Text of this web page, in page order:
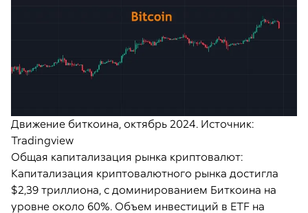
Движение биткоина, октябрь 2024. Источник:
Tradingview
Общая капитализация рынка криптовалют:
Капитализация криптовалютного рынка достигла
$2,39 триллиона, с доминированием Биткоина на
уровне около 60%. Объем инвестиций в ETF на